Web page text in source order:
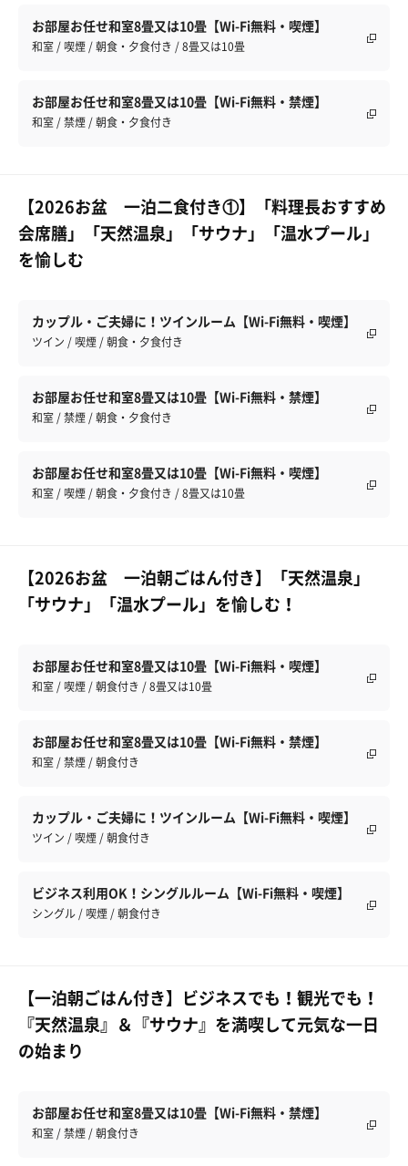
お部屋お任せ和室8畳又は10畳【Wi-Fi無料・喫煙】
和室 / 喫煙 / 朝食・夕食付き / 8畳又は10畳
お部屋お任せ和室8畳又は10畳【Wi-Fi無料・禁煙】
和室 / 禁煙 / 朝食・夕食付き
【2026お盆 一泊二食付き①】「料理長おすすめ
会席膳」「天然温泉」「サウナ」「温水プール」
を愉しむ
カップル・ご夫婦に！ツインルーム【Wi-Fi無料・喫煙】
ツイン / 喫煙 / 朝食・夕食付き
お部屋お任せ和室8畳又は10畳【Wi-Fi無料・禁煙】
和室 / 禁煙 / 朝食・夕食付き
お部屋お任せ和室8畳又は10畳【Wi-Fi無料・喫煙】
和室 / 喫煙 / 朝食・夕食付き / 8畳又は10畳
【2026お盆 一泊朝ごはん付き】「天然温泉」
「サウナ」「温水プール」を愉しむ！
お部屋お任せ和室8畳又は10畳【Wi-Fi無料・喫煙】
和室 / 喫煙 / 朝食付き / 8畳又は10畳
お部屋お任せ和室8畳又は10畳【Wi-Fi無料・禁煙】
和室 / 禁煙 / 朝食付き
カップル・ご夫婦に！ツインルーム【Wi-Fi無料・喫煙】
ツイン / 喫煙 / 朝食付き
ビジネス利用OK！シングルルーム【Wi-Fi無料・喫煙】
シングル / 喫煙 / 朝食付き
【一泊朝ごはん付き】ビジネスでも！観光でも！
『天然温泉』＆『サウナ』を満喫して元気な一日
の始まり
お部屋お任せ和室8畳又は10畳【Wi-Fi無料・禁煙】
和室 / 禁煙 / 朝食付き